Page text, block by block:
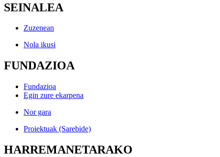
SEINALEA
Zuzenean
Nola ikusi
FUNDAZIOA
Fundazioa
Egin zure ekarpena
Nor gara
Proiektuak (Sarebide)
HARREMANETARAKO